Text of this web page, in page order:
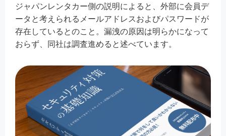
ジャパンレンタカー側の説明によると、外部に会員デ
ータと考えられるメールアドレスおよびパスワードが
存在しているとのこと。漏洩の原因は明らかになって
おらず、同社は調査進めると述べています。